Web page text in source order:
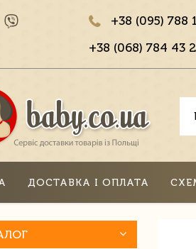
+38 (095) 788
+38 (068) 784 43
ДОСТАВКА І ОПЛАТА